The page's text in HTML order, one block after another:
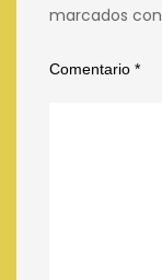
marcados con
Comentario *